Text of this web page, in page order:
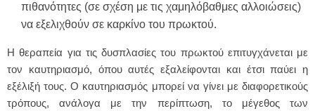
πιθανότητες (σε σχέση με τις χαμηλόβαθμες αλλοιώσεις)
να εξελιχθούν σε καρκίνο του πρωκτού.
Η θεραπεία για τις δυσπλασίες του πρωκτού επιτυγχάνεται με
τον καυτηριασμό, όπου αυτές εξαλείφονται και έτσι παύει η
εξέλιξή τους. Ο καυτηριασμός μπορεί να γίνει με διαφορετικούς
τρόπους, ανάλογα με την περίπτωση, το μέγεθος των